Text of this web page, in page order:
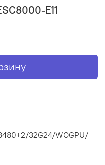
E11
32G24/WOGPU/